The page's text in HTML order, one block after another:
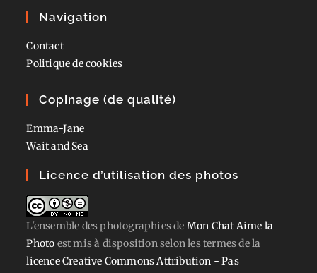
Navigation
Contact
Politique de cookies
Copinage (de qualité)
Emma-Jane
Wait and Sea
Licence d’utilisation des photos
L'ensemble des photographiesde Mon Chat Aime la
Photo est mis à disposition selon les termes de la
licence Creative Commons Attribution - Pas